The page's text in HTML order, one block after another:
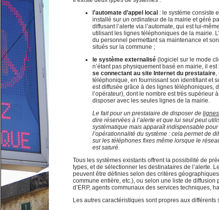
l’automate d’appel local : le système consiste
installé sur un ordinateur de la mairie et géré
diffusant l’alerte via l’automate, qui est lui-
utilisant les lignes téléphoniques de la mairie.
du personnel permettant sa maintenance et
situés sur la commune ;
le système externalisé (logiciel sur le mode
n’étant pas physiquement basé en mairie, il
se connectant au site Internet du prestataire,
téléphonique, en fournissant son identifiant et
est diffusée grâce à des lignes téléphoniques,
l’opérateur), dont le nombre est très supérieur
disposer avec les seules lignes de la mairie.
Le fait pour un prestataire de disposer de
dire réservées à l’alerte et que lui seul peut
systématique mais apparaît indispensable
l’opérationnalité du système : cela permet de
sur les téléphones fixes même lorsque le
est saturé.
Tous les systèmes existants offrent la possibilité de
types, et de sélectionner les destinataires de l’alerte.
peuvent être définies selon des critères
commune entière, etc.), ou selon une liste de diffusion
d’ERP, agents communaux des services techniques,
Les autres caractéristiques sont propres aux différents